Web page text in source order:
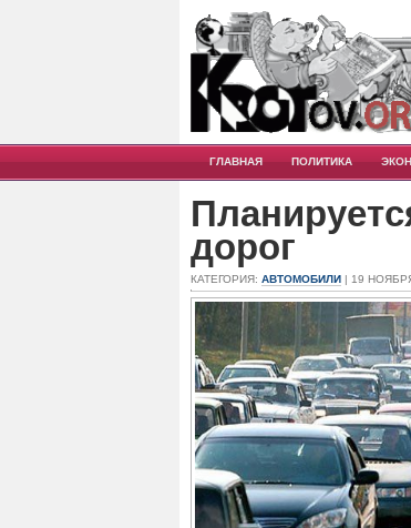
ГЛАВНАЯ ПОЛИТИКА
дорог
КАТЕГОРИЯ: АВТОМОБИЛИ | 19